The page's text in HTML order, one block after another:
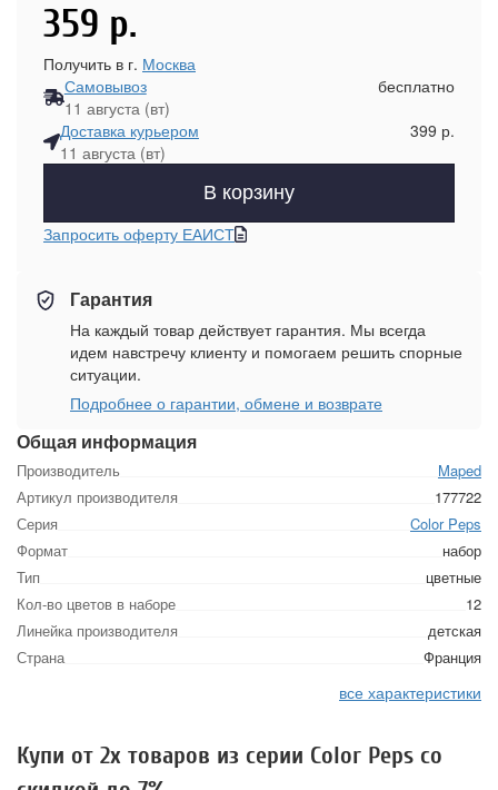
Общая информация
Производитель
Maped
Артикул производителя
177722
Серия
Color Peps
Формат
набор
Тип
цветные
Кол-во цветов в наборе
12
Линейка производителя
детская
Страна
Франция
все характеристики
359 р.
Получить в г. Москва
Самовывоз
11 августа (вт)
бесплатно
Доставка курьером
11 августа (вт)
399 р.
В корзину
Запросить оферту ЕАИСТ
Гарантия
На каждый товар действует гарантия. Мы всегда
идем навстречу клиенту и помогаем решить спорные
ситуации.
Подробнее о гарантии, обмене и возврате
Купи от 2х товаров из серии Color Peps со